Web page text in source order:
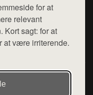
for at
relevant
Kort sagt: for at
at være irriterende.
hej@want.dk
og privatlivspolitik
en række